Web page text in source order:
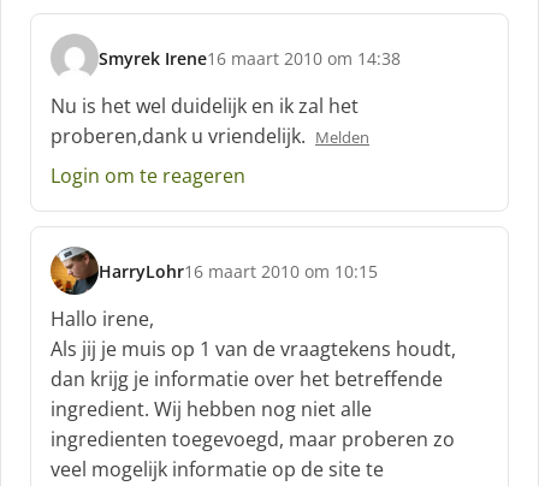
e
f
:
Smyrek Irene
s
c
h
r
e
f
16 maart 2010 om 14:38
Nu is het wel duidelijk en ik zal het
proberen,dank u vriendelijk. Melden
Login om te reageren
HarryLohr
s
c
h
r
e
e
f
16 maart 2010 om 10:15
Hallo irene,
Als jij je muis op 1 van de vraagtekens houdt,
dan krijg je informatie over het betreffende
ingredient. Wij hebben nog niet alle
ingredienten toegevoegd, maar proberen zo
veel mogelijk informatie op de site te